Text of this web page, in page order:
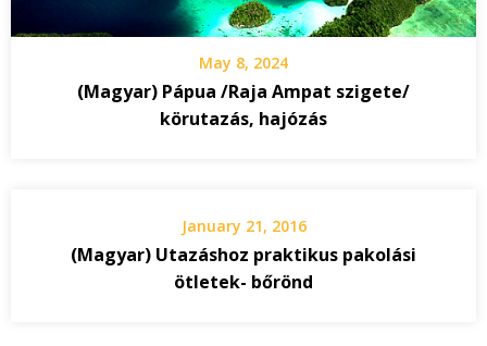
May 8, 2024
(Magyar) Pápua /Raja Ampat szigete/
körutazás, hajózás
January 21, 2016
(Magyar) Utazáshoz praktikus pakolási
ötletek- bőrönd